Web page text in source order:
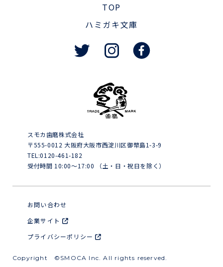
TOP
ハミガキ文庫
スモカ歯磨株式会社
〒555-0012 大阪府大阪市西淀川区御幣島1-3-9
TEL:0120-461-182
受付時間 10:00～17:00 （土・日・祝日を除く）
お問い合わせ
企業サイト
プライバシーポリシー
Copyright ©SMOCA Inc. All rights reserved.